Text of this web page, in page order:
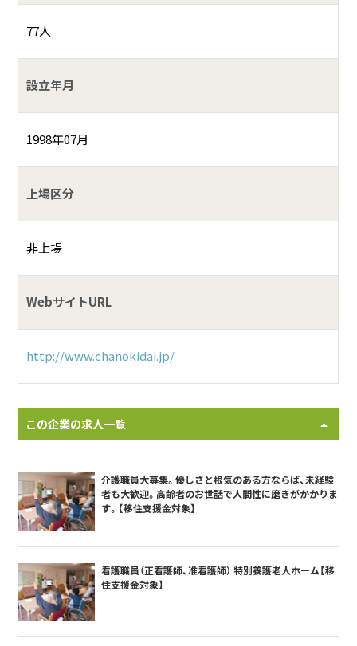
77人
設立年月
1998年07月
上場区分
非上場
WebサイトURL
http://www.chanokidai.jp/
この企業の求人一覧
介護職員大募集。優しさと根気のある方ならば、未経験
者も大歓迎。高齢者のお世話で人間性に磨きがかかりま
す。【移住支援金対象】
看護職員（正看護師、准看護師） 特別養護老人ホーム【移
住支援金対象】